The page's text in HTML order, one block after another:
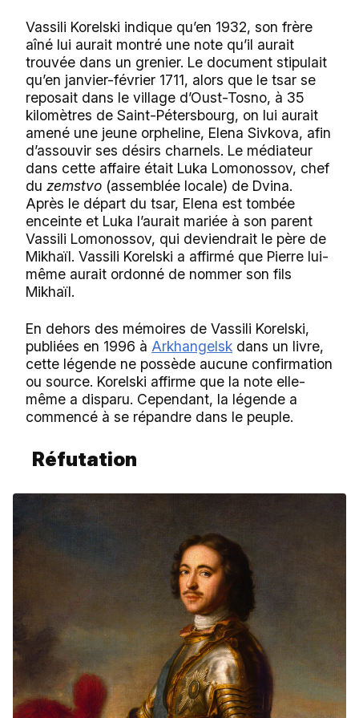
Vassili Korelski indique qu’en 1932, son frère
aîné lui aurait montré une note qu’il aurait
trouvée dans un grenier. Le document stipulait
qu’en janvier-février 1711, alors que le tsar se
reposait dans le village d’Oust-Tosno, à 35
kilomètres de Saint-Pétersbourg, on lui aurait
amené une jeune orpheline, Elena Sivkova, afin
d’assouvir ses désirs charnels. Le médiateur
dans cette affaire était Luka Lomonossov, chef
du zemstvo (assemblée locale) de Dvina.
Après le départ du tsar, Elena est tombée
enceinte et Luka l’aurait mariée à son parent
Vassili Lomonossov, qui deviendrait le père de
Mikhaïl. Vassili Korelski a affirmé que Pierre lui-
même aurait ordonné de nommer son fils
Mikhaïl.
En dehors des mémoires de Vassili Korelski,
publiées en 1996 à Arkhangelsk dans un livre,
cette légende ne possède aucune confirmation
ou source. Korelski affirme que la note elle-
même a disparu. Cependant, la légende a
commencé à se répandre dans le peuple.
Réfutation